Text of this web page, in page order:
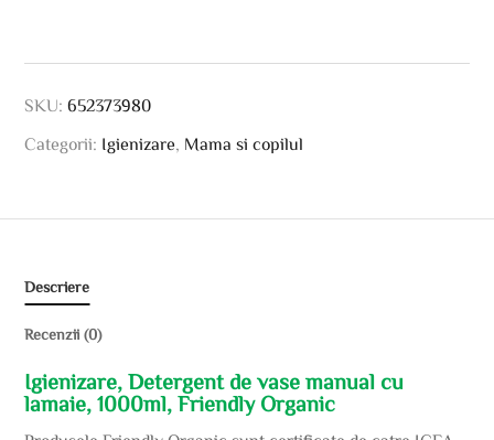
SKU:652373980
Categorii: Igienizare Mama si copilul
Descriere
Recenzii (0)
Igienizare, Detergent de vase manual cu
lamaie, 1000ml, Friendly Organic